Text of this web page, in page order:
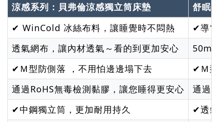
涼感系列：貝弗倫涼感獨立筒床墊
舒眠
✔ WinCold 冰絲布料，讓睡覺時不悶熱
✔導
透氣網布，讓內材透氣～看的到更加安心
✔Ｍ型防側落 ，不用怕邊邊塌下去
✔Ｍ
通過RoHS無毒檢測黏膠，讓您睡得更安心
通過
✔中鋼獨立筒，更加耐用持久
✔透